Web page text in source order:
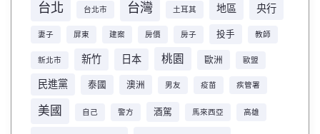
台北 台北市 台灣 土耳其 地區 央行
妻子 屏東 建案 房價 房子 投手 教師
新北市 新竹 日本 桃園 歐洲 歐盟
民進黨 泰國 澳洲 男友 疫苗 疾管署
美國 自己 警方 酒駕 馬來西亞 高雄